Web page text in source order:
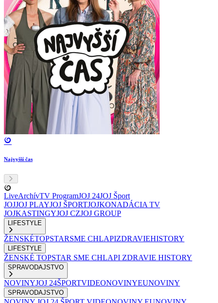
Najvyšší čas
LiveArchívTV ProgramJOJ 24JOJ Šport
JOJJOJ PLAYJOJ ŠPORTJOJKONADÁCIA TV
JOJKASTINGYJOJ CZJOJ GROUP
LIFESTYLE
ŽENSKÉTOPSTARSME CHLAPIZDRAVIEHISTORY
LIFESTYLE
ŽENSKÉ TOPSTAR SME CHLAPI ZDRAVIE HISTORY
SPRAVODAJSTVO
NOVINYJOJ 24ŠPORTVIDEONOVINYEUNOVINY
SPRAVODAJSTVO